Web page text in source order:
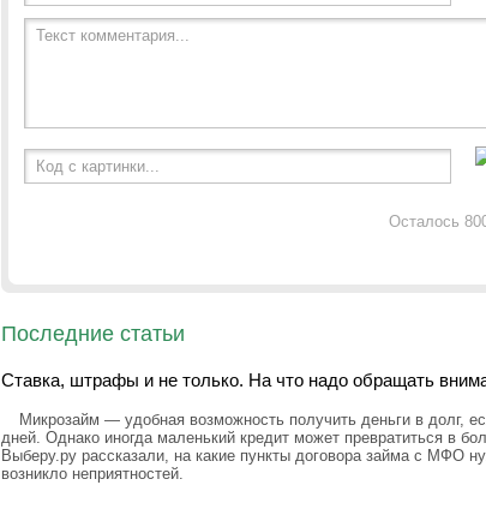
Текст комментария...
Код с картинки...
Осталось
Последние статьи
Ставка, штрафы и не только. На что надо обращать
Микрозайм — удобная возможность получить деньги в долг,
дней. Однако иногда маленький кредит может превратиться в
Выберу.ру рассказали, на какие пункты договора займа с МФО
возникло неприятностей.